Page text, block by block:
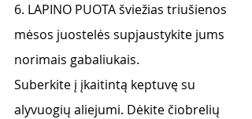
6. LAPINO PUOTA šviežias triušienos
mėsos juostelės supjaustykite jums
norimais gabaliukais.
Suberkite į įkaitintą keptuvę su
alyvuogių aliejumi. Dėkite čiobrelių